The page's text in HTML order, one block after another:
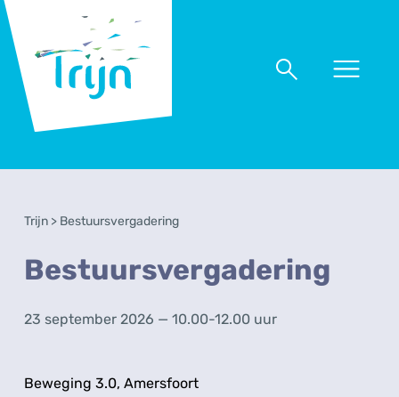
Trijn
Naar
Naar
Trijn > Bestuursvergadering
Bestuursvergadering
23 september 2026 — 10.00-12.00 uur
Beweging 3.0, Amersfoort